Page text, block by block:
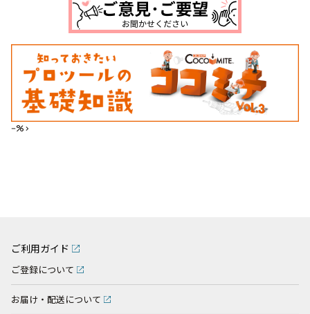
--%>
ご利用ガイド
ご登録について
お届け・配送について